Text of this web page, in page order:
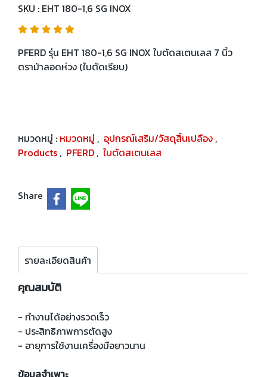
SKU : EHT 180-1,6 SG INOX
PFERD รุ่น EHT 180-1,6 SG INOX ใบตัดสเตนเลส 7 นิ้ว
ตราม้าลอดห่วง (ใบตัดเรียบ)
หมวดหมู่ : หมวดหมู่ , อุปกรณ์เสริม/วัสดุสิ้นเปลือง ,
Products , PFERD , ใบตัดสเตนเลส
Share
รายละเอียดสินค้า
คุณสมบัติ
- ทำงานได้อย่างรวดเร็ว
- ประสิทธิภาพการตัดสูง
- อายุการใช้งานเครื่องมือยาวนาน
ข้อมูลจำเพาะ